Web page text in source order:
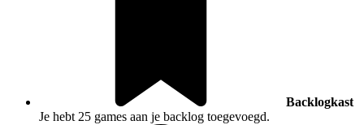
Backlogkast
Je hebt 25 games aan je backlog toegevoegd.